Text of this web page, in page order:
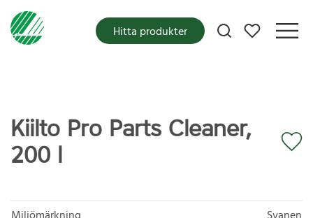
Mina favoriter
Hitta produkter
Kiilto Pro Parts Cleaner,
200 l